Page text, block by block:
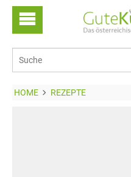
HOME REZEPTE